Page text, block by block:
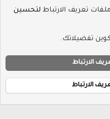
الخصوصية
ملفات تعريف الارتباط لتحسين
تفضيلاتك.
الارتباط
الارتباط